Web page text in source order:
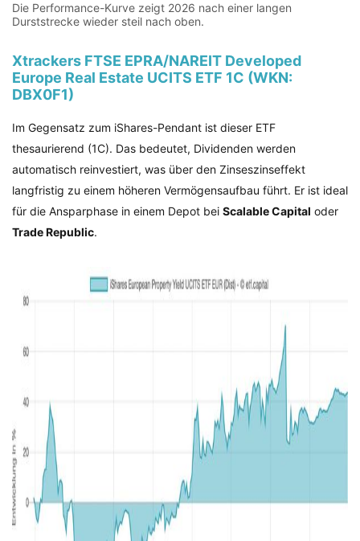
Die Performance-Kurve zeigt 2026 nach einer langen
Durststrecke wieder steil nach oben.
Xtrackers FTSE EPRA/NAREIT Developed
Europe Real Estate UCITS ETF 1C (WKN:
DBX0F1)
Im Gegensatz zum iShares-Pendant ist dieser ETF
thesaurierend (1C). Das bedeutet, Dividenden werden
automatisch reinvestiert, was über den Zinseszinseffekt
langfristig zu einem höheren Vermögensaufbau führt. Er ist ideal
für die Ansparphase in einem Depot bei Scalable Capital oder
Trade Republic.